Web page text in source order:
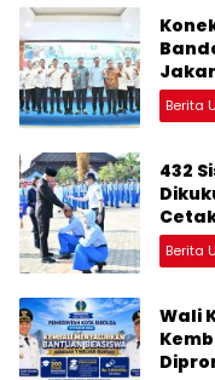
RI
Berita
432
Berita
Wali